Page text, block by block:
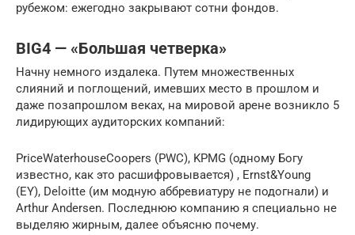
рубежом: ежегодно закрывают сотни фондов.
BIG4 — «Большая четверка»
Начну немного издалека. Путем множественных
слияний и поглощений, имевших место в прошлом и
даже позапрошлом веках, на мировой арене возникло 5
лидирующих аудиторских компаний:
PriceWaterhouseCoopers (PWC), KPMG (одному Богу
известно, как это расшифровывается) , Ernst&Young
(EY), Deloitte (им модную аббревиатуру не подогнали) и
Arthur Andersen. Последнюю компанию я специально не
выделяю жирным, далее объясню почему.